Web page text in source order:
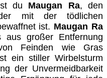
du Maugan Ra, den
mit der tödlichen
ist. Maugan Ra
aus großer Entfernung
Feinden wie Gras
ein stiller Wirbelsturm
der Unvermeidbarkeit